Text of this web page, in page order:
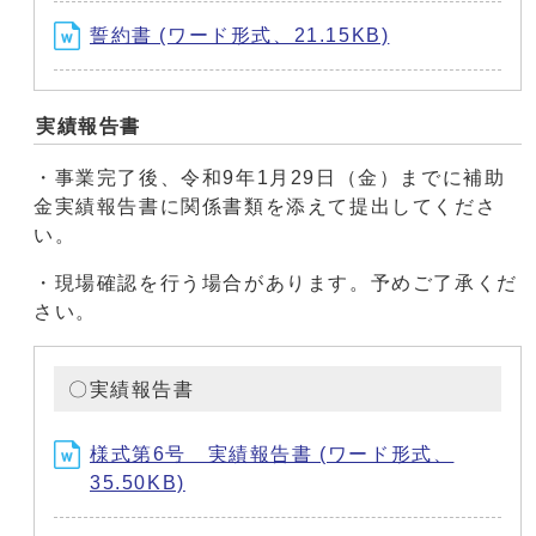
誓約書 (ワード形式、21.15KB)
実績報告書
・事業完了後、令和9年1月29日（金）までに補助
金実績報告書に関係書類を添えて提出してくださ
い。
・現場確認を行う場合があります。予めご了承くだ
さい。
〇実績報告書
様式第6号 実績報告書 (ワード形式、
35.50KB)